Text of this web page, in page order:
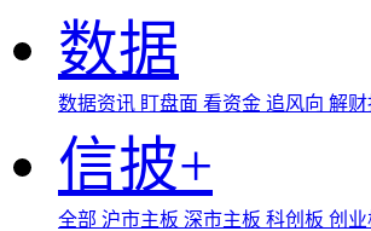
数据
数据资讯 盯盘面 看资金 追风向 解财
信披+
全部 沪市主板 深市主板 科创板 创业